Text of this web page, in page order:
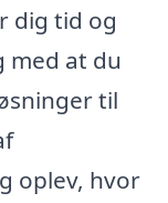
dig tid og
med at du
til
oplev, hvor